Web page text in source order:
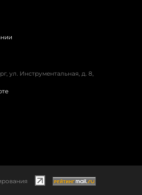
ул. Инструментальная, д. 8,